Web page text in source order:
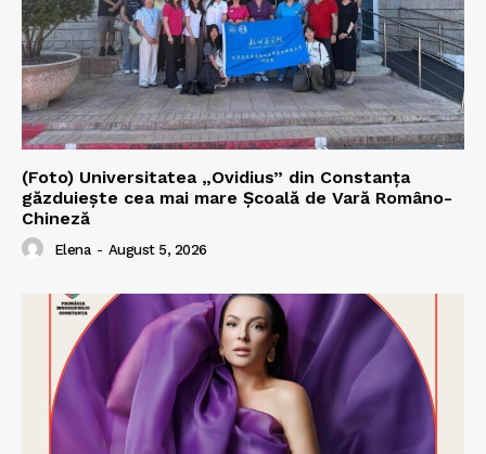
(Foto) Universitatea „Ovidius” din Constanța
găzduiește cea mai mare Școală de Vară Româno-
Chineză
Elena - August 5, 2026